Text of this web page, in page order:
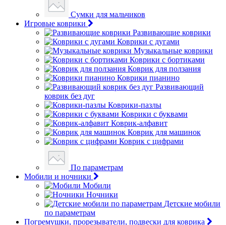
Сумки для мальчиков
Игровые коврики
Развивающие коврики
Коврики с дугами
Музыкальные коврики
Коврики с бортиками
Коврик для ползания
Коврики пианино
Развивающий
коврик без дуг
Коврики-пазлы
Коврики с буквами
Коврик-алфавит
Коврик для машинок
Коврик с цифрами
По параметрам
Мобили и ночники
Мобили
Ночники
Детские мобили
по параметрам
Погремушки, прорезыватели, подвески для коврика